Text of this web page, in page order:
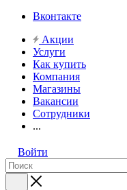
Вконтакте
Акции
Услуги
Как купить
Компания
Магазины
Вакансии
Сотрудники
...
Войти